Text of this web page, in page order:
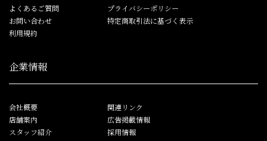
よくあるご質問
お問い合わせ
利用規約
プライバシーポリシー
特定商取引法に基づく表示
企業情報
会社概要
店舗案内
スタッフ紹介
関連リンク
広告掲載情報
採用情報